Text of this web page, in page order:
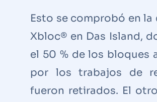
Esto se comprobó en la
Xbloc® en Das Island,
el 50 % de los bloques
por los trabajos de
fueron retirados. El